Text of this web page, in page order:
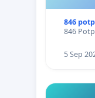
846
846
5 Sep